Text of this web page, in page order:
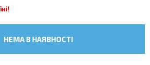
НЕМА В НАЯВНОСТІ